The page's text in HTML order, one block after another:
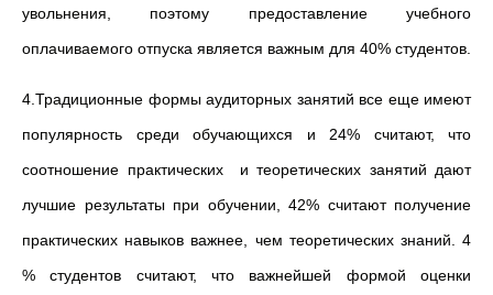
увольнения, поэтому предоставление учебного
оплачиваемого отпуска является важным для 40% студентов.
4.Традиционные формы аудиторных занятий все еще имеют
популярность среди обучающихся и 24% считают, что
соотношение практических и теоретических занятий дают
лучшие результаты при обучении, 42% считают получение
практических навыков важнее, чем теоретических знаний. 4
% студентов считают, что важнейшей формой оценки